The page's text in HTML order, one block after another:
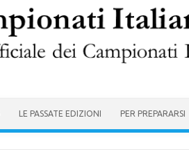
LE PASSATE EDIZIONI PER PREPARARSI